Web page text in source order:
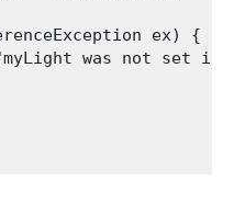
ex) {
was not set in